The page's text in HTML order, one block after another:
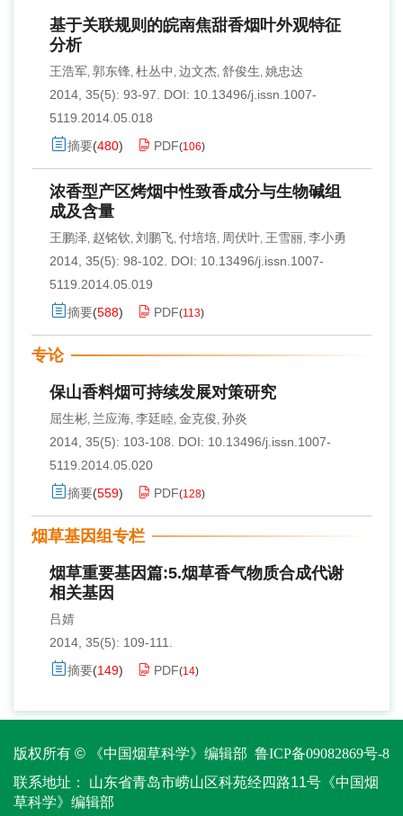
基于关联规则的皖南焦甜香烟叶外观特征
分析
王浩军, 郭东锋, 杜丛中 , 边文杰, 舒俊生, 姚忠达
2014, 35(5): 93-97.
DOI: 10.13496/j.issn.1007-
5119.2014.05.018
摘要(480) PDF(106)
浓香型产区烤烟中性致香成分与生物碱组
成及含量
王鹏泽, 赵铭钦, 刘鹏飞, 付培培, 周伏叶, 王雪丽, 李小勇
2014, 35(5): 98-102.
DOI: 10.13496/j.issn.1007-
5119.2014.05.019
摘要(588) PDF(113)
专论
保山香料烟可持续发展对策研究
屈生彬, 兰应海, 李廷睦, 金克俊, 孙炎
2014, 35(5): 103-108.
DOI: 10.13496/j.issn.1007-
5119.2014.05.020
摘要(559) PDF(128)
烟草基因组专栏
烟草重要基因篇:5.烟草香气物质合成代谢
相关基因
吕婧
2014, 35(5): 109-111.
摘要(149) PDF(14)
版权所有 © 《中国烟草科学》编辑部 鲁ICP备09082869号-8
联系地址：
山东省青岛市崂山区科苑经四路11号《中国烟
草科学》编辑部